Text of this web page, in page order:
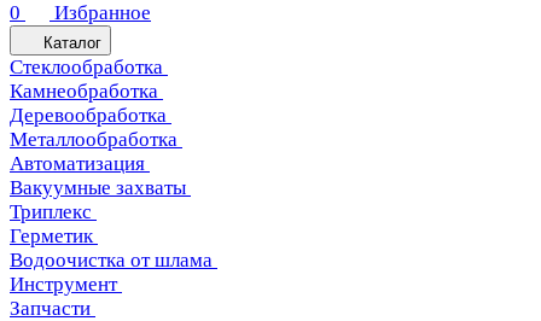
0
Избранное
Каталог
Стеклообработка
Камнеобработка
Деревообработка
Металлообработка
Автоматизация
Вакуумные захваты
Триплекс
Герметик
Водоочистка от шлама
Инструмент
Запчасти